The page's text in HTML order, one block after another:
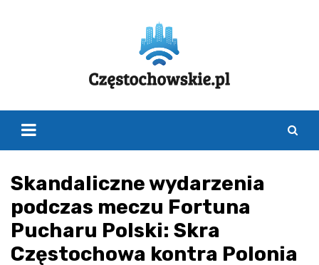
Skandaliczne wydarzenia
podczas meczu Fortuna
Pucharu Polski: Skra
Częstochowa kontra Polonia